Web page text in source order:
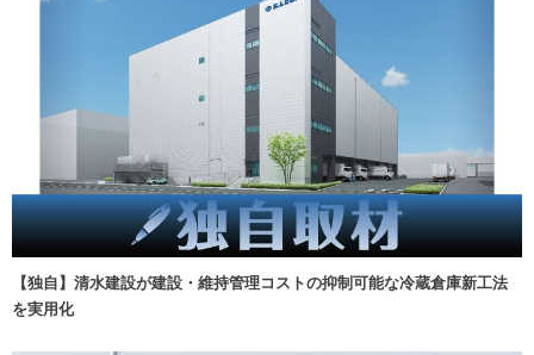
【独自】清水建設が建設・維持管理コストの抑制可能な冷蔵倉庫新工法
を実用化